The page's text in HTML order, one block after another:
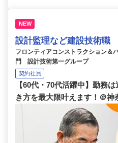
NEW
設計監理など建設技術職
フロンティアコンストラクション
門 設計技術第一グループ
契約社員
【60代・70代活躍中】勤務
き方を最大限叶えます！＠神